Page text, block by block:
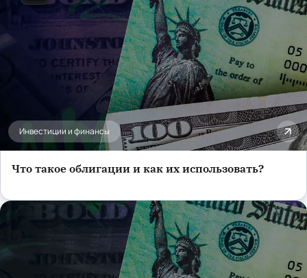
Инвестиции и финансы
Что такое облигации и как их использовать?